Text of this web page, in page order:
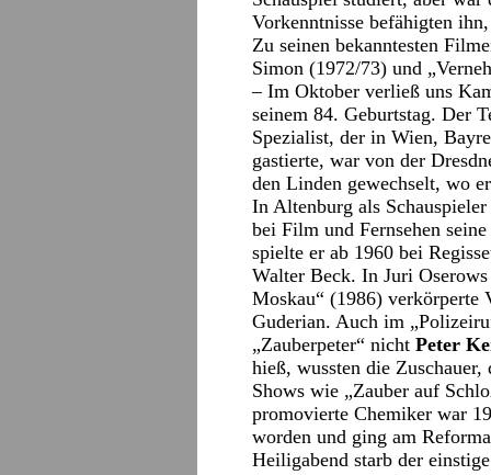
Vorkenntnisse befähigten
Zu seinen bekanntesten
Simon (1972/73) und
– Im Oktober verließ uns
seinem 84. Geburtstag. Der
Spezialist, der in Wien,
gastierte, war von der
den Linden gewechselt, wo
In Altenburg als
bei Film und Fernsehen
spielte er ab 1960 bei
Walter Beck. In Juri
Moskau“ (1986) verkörperte
Guderian. Auch im
„Zauberpeter“ nicht Peter
hieß, wussten die
Shows wie „Zauber auf
promovierte Chemiker war
worden und ging am
Heiligabend starb der